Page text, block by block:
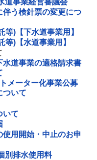
伴う検針票の変更につ
)【下水道事業用】
等)【水道事業用】
道事業の適格請求書
メーター化事業公募
ついて
いて
用開始・中止のお申
別排水使用料